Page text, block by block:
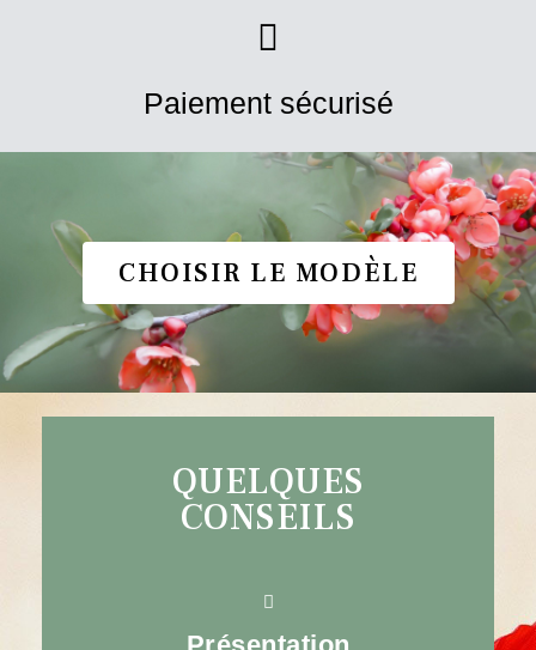
Paiement sécurisé
CHOISIR LE MODÈLE
QUELQUES
CONSEILS